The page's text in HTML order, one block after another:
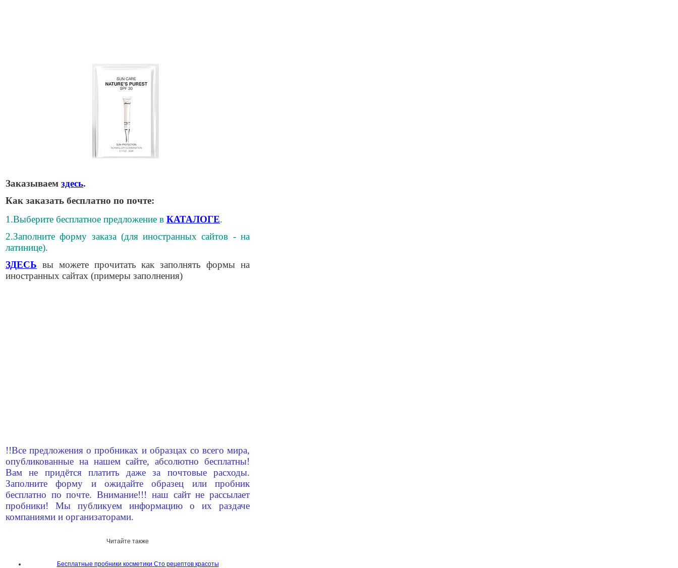
Заказываем здесь.
Как заказать бесплатно по почте:
1.Выберите бесплатное предложение в КАТАЛОГЕ.
2.Заполните форму заказа (для иностранных сайтов - на
латинице).
ЗДЕСЬ вы можете прочитать как заполнять формы на
иностранных сайтах (примеры заполнения)
!!Все предложения о пробниках и образцах со всего мира,
опубликованные на нашем сайте, абсолютно бесплатны!
Вам не придётся платить даже за почтовые расходы.
Заполните форму и ожидайте образец или пробник
бесплатно по почте. Внимание!!! наш сайт не рассылает
пробники! Мы публикуем информацию о их раздаче
компаниями и организаторами.
Читайте также
Бесплатные пробники косметики Сто рецептов красоты